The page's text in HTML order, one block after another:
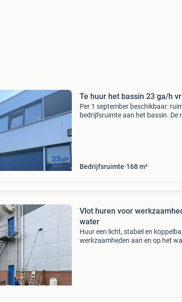
Te huur het bassin 23 ga/h
Per 1 september beschikbaar:
bedrijfsruimte aan het bassin. De
Bedrijfsruimte 168 m²
Vlot huren voor
water
Huur een licht, stabiel en
werkzaamheden aan en op het